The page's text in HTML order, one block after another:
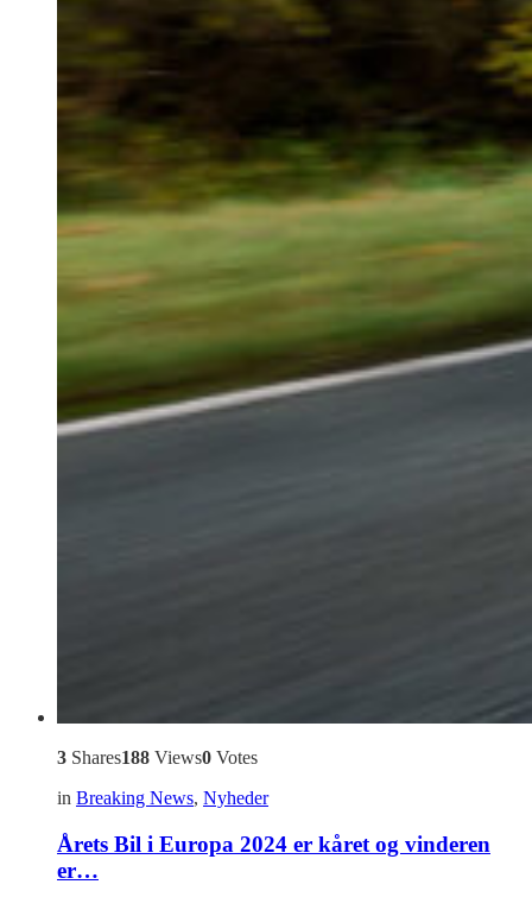
3 Shares188 Views0 Votes
in Breaking News, Nyheder
Årets Bil i Europa 2024 er kåret og vinderen
er…